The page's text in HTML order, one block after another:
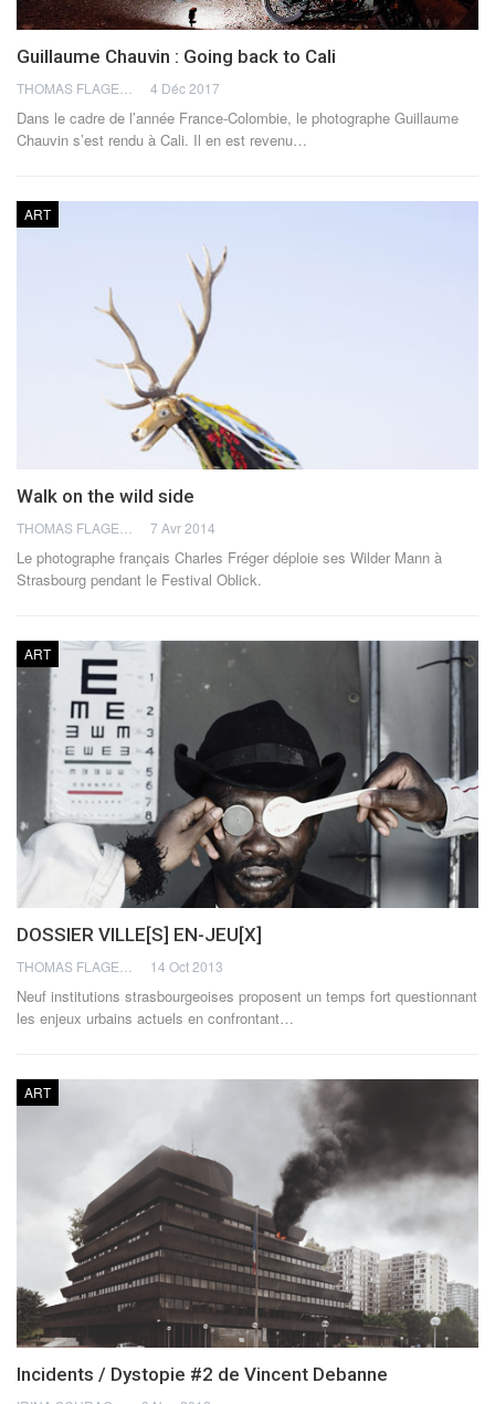
Guillaume Chauvin : Going back to Cali
THOMAS FLAGEL 4 Déc 2017
Dans le cadre de l’année France-Colombie, le photographe Guillaume
Chauvin s’est rendu à Cali. Il en est revenu…
ART
Walk on the wild side
7 Avr 2014
Le photographe français Charles Fréger déploie ses Wilder Mann à
Strasbourg pendant le Festival Oblick.
ART
DOSSIER VILLE[S] EN-JEU[X]
14 Oct 2013
Neuf institutions strasbourgeoises proposent un temps fort questionnant
les enjeux urbains actuels en confrontant…
ART
Incidents / Dystopie #2 de Vincent Debanne